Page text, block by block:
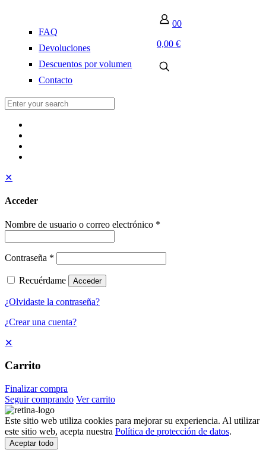
FAQ
Devoluciones
Descuentos por volumen
Contacto
00
0,00 €
✕
Acceder
Nombre de usuario o correo electrónico *
Contraseña *
Recuérdame Acceder
¿Olvidaste la contraseña?
¿Crear una cuenta?
✕
Carrito
Finalizar compra
Seguir comprando Ver carrito
Este sitio web utiliza cookies para mejorar su experiencia. Al utilizar
este sitio web, acepta nuestra Política de protección de datos.
Aceptar todo